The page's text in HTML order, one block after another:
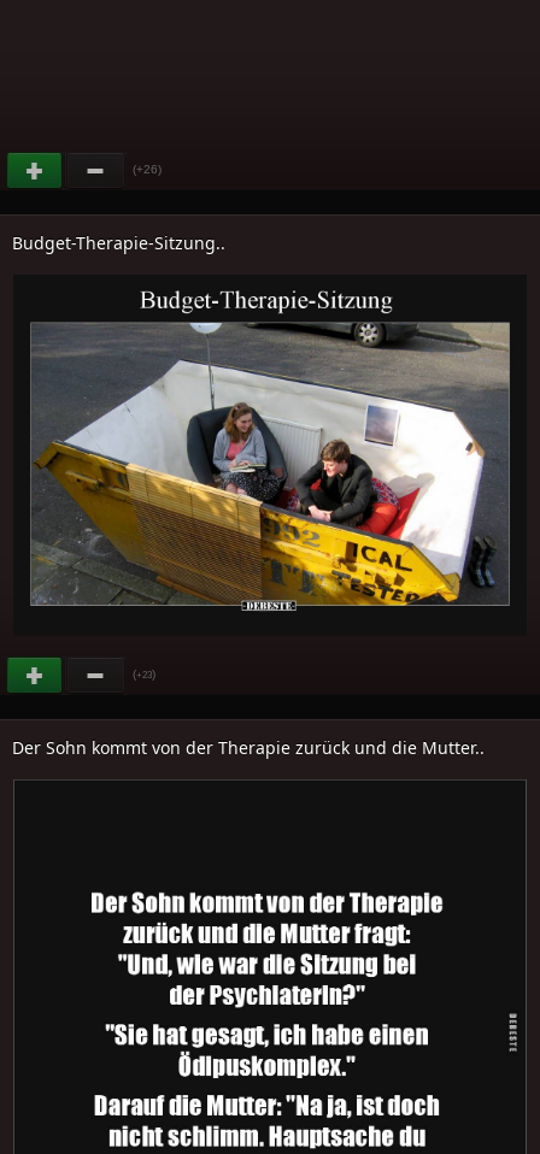
(+26)
Budget-Therapie-Sitzung..
(+23)
Der Sohn kommt von der Therapie zurück und die Mutter..